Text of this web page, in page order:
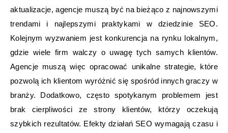
aktualizacje, agencje muszą być na bieżąco z najnowszymi
trendami i najlepszymi praktykami w dziedzinie SEO.
Kolejnym wyzwaniem jest konkurencja na rynku lokalnym,
gdzie wiele firm walczy o uwagę tych samych klientów.
Agencje muszą więc opracować unikalne strategie, które
pozwolą ich klientom wyróżnić się spośród innych graczy w
branży. Dodatkowo, często spotykanym problemem jest
brak cierpliwości ze strony klientów, którzy oczekują
szybkich rezultatów. Efekty działań SEO wymagają czasu i